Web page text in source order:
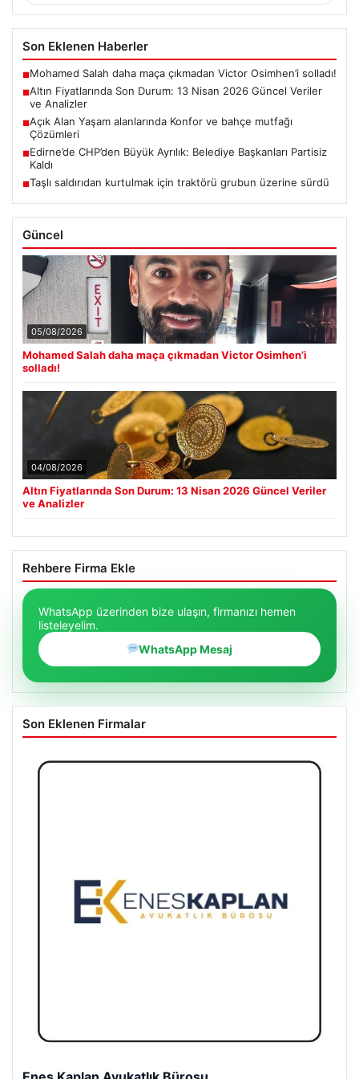
Son Eklenen Haberler
■Mohamed Salah daha maça çıkmadan Victor Osimhen’i solladı!
■Altın Fiyatlarında Son Durum: 13 Nisan 2026 Güncel Veriler
ve Analizler
■Açık Alan Yaşam alanlarında Konfor ve bahçe mutfağı
Çözümleri
■Edirne’de CHP’den Büyük Ayrılık: Belediye Başkanları Partisiz
Kaldı
■Taşlı saldırıdan kurtulmak için traktörü grubun üzerine sürdü
Güncel
05/08/2026
Mohamed Salah daha maça çıkmadan Victor Osimhen’i
solladı!
04/08/2026
Altın Fiyatlarında Son Durum: 13 Nisan 2026 Güncel Veriler
ve Analizler
Rehbere Firma Ekle
WhatsApp üzerinden bize ulaşın, firmanızı hemen
listeleyelim.
WhatsApp Mesaj
Son Eklenen Firmalar